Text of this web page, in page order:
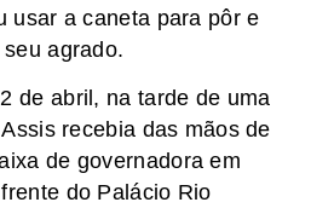
usar a caneta para pôr e
agrado.
de abril, na tarde de uma
recebia das mãos de
de governadora em
do Palácio Rio